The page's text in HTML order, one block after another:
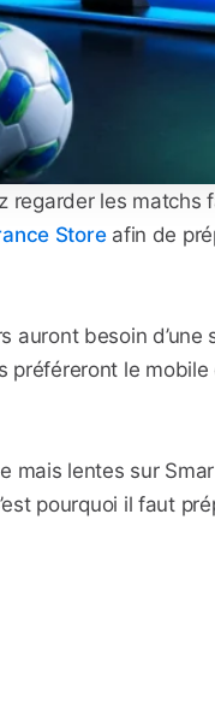
les matchs
Storeafin de
besoin d’une
préféreront le
lentes sur
pourquoi il faut